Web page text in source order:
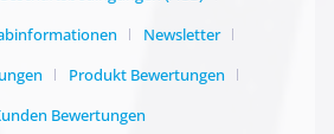
Newsletter
Produkt Bewertungen
Bewertungen